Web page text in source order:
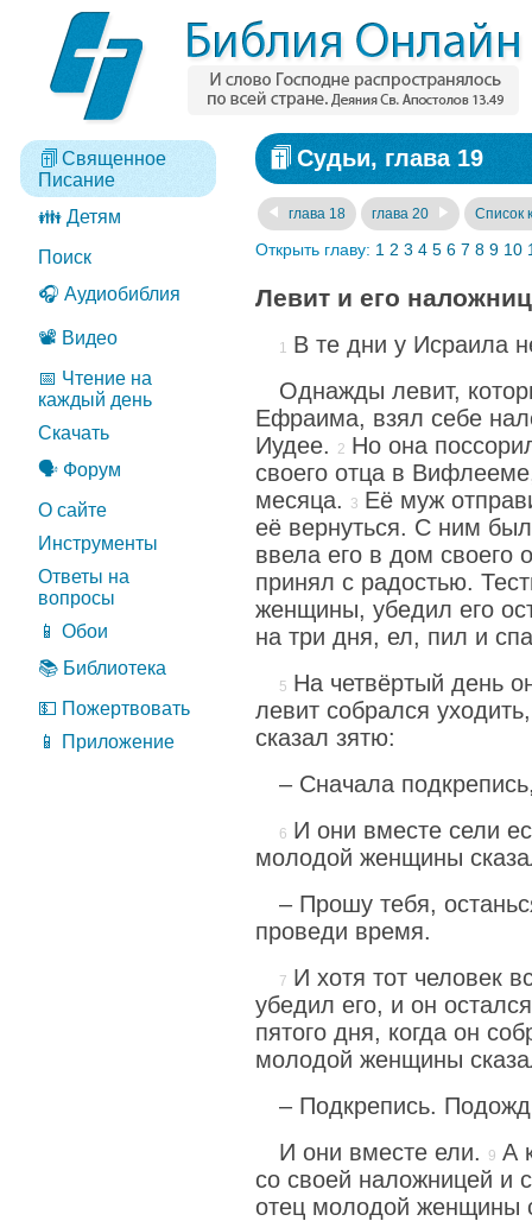
Священное
Писание
👪 Детям
Поиск
🎧 Аудиобиблия
📽️ Видео
📅 Чтение на
каждый день
Скачать
🗣️ Форум
О сайте
Инструменты
Ответы на
вопросы
📱 Обои
📚 Библиотека
💵 Пожертвовать
📱 Приложение
Судьи, глава 19
глава 18 глава 20 Список
Открыть главу: 1 2 3 4 5 6 7 8 9 10
Левит и его
В те дни у Исраила
Однажды левит,
Ефраима, взял себе
Иудее.
Но она
своего отца в
месяца.
Её муж
её вернуться. С ним
ввела его в дом своего
принял с радостью.
женщины, убедил его
на три дня, ел, пил и
На четвёртый день
левит собрался
сказал зятю:
– Сначала
И они вместе сели
молодой женщины
– Прошу тебя,
проведи время.
И хотя тот человек
убедил его, и он
пятого дня, когда он
молодой женщины
– Подкрепись.
И они вместе ели.
А
со своей наложницей и
отец молодой женщины